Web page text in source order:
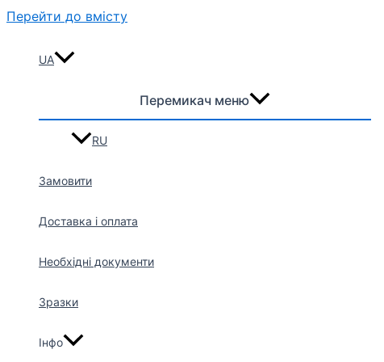
Перейти до вмісту
UA
Перемикач меню
RU
Замовити
Доставка і оплата
Необхідні документи
Зразки
Інфо